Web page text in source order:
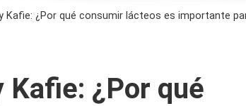
Kafie: ¿Por qué consumir lácteos es importante
Kafie: ¿Por qué